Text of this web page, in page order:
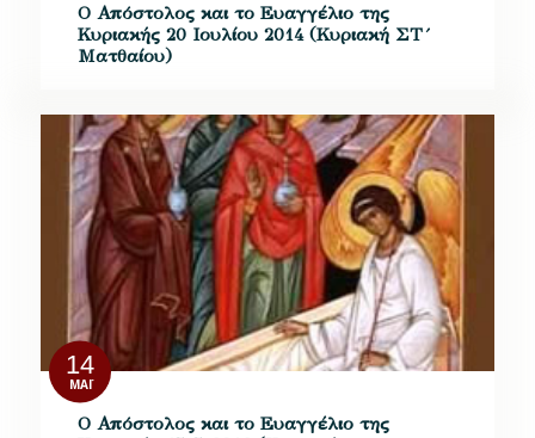
Ο Απόστολος και το Ευαγγέλιο της
Κυριακής 20 Ιουλίου 2014 (Κυριακή ΣΤ´
Ματθαίου)
14
ΜΆΙ
Ο Απόστολος και το Ευαγγέλιο της